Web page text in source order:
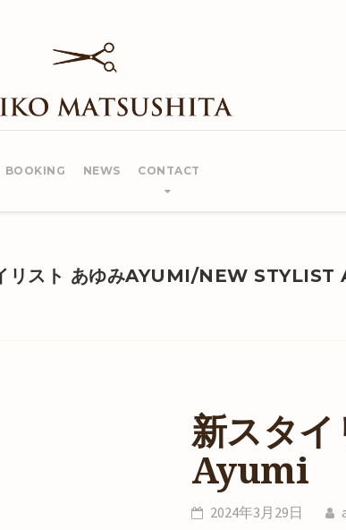
BOOKING NEWS CONTACT
リスト あゆみAYUMI/NEW STYLIST
新スタ
Ayumi
2024年3月29日